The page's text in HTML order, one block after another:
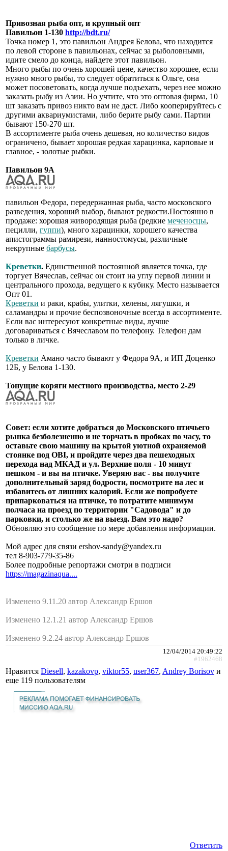
Привозная рыба опт, и крупный опт
Павильон 1-130 http://bdt.ru/
Точка номер 1, это павильон Андрея Белова, что находится
по левой стороне в павильонах, сейчас за рыболовными,
идите смело до конца, найдете этот павильон.
Много рыбы по очень хорошей цене, качество хорошее, если
нужно много рыбы, то следует обратиться к Ольге, она
может посоветовать, когда лучше подъехать, через нее можно
заказать рыбу из Азии. Но учтите, что это оптовая фирма, 10
шт заказать привоз никто вам не даст. Либо кооперируйтесь с
другими аквариумистами, либо берите рыбу сами. Партии
бывают 150-270 шт.
В ассортименте рыба очень дешевая, но количество видов
ограничено, бывает хорошая редкая харацинка, карповые и
главное, - золотые рыбки.
Павильон 9А
павильон Федора, передержанная рыба, часто московского
разведения, хороший выбор, бывают редкости.Постоянно в
продаже: хорошая живородящая рыба (редкие меченосцы,
пецилли, гуппи), много харацинки, хорошего качества
апистограммы рамирези, нанностомусы, различные
некрупные барбусы.
Креветки. Единственной постоянной является точка, где
торгует Вячеслав, сейчас он стоит на углу первой линии и
центрального прохода, ведущего к кубику. Место называется
Опт 01.
Креветки и раки, крабы, улитки, хелены, лягушки, и
саламандры и прочие беспозвоночные всегда в ассортименте.
Если вас интересуют конкретные виды, лучше
договариваться с Вячеславом по телефону. Телефон дам
только в личке.
Креветки Амано часто бывают у Федора 9А, и ИП Доценко
12Б, у Белова 1-130.
Тонущие коряги местного производства, место 2-29
Совет: если хотите добраться до Московского птичьего
рынка безболезненно и не торчать в пробках по часу, то
оставьте свою машину на крытой уютной охраняемой
стоянке под OBI, и пройдите через два пешеходных
перехода над МКАД и ул. Верхние поля - 10 минут
пешком - и вы на птичке. Уверяю вас - вы получите
дополнительный заряд бодрости, посмотрите на лес и
избавитесь от лишних калорий. Если же попробуете
припарковаться на птичке, то потратите минимум
полчаса на проезд по территории "Садовода" и до
парковки, и столько же на выезд. Вам это надо?
Обновляю это сообщение по мере добавления информации.
Мой адрес для связи ershov-sandy@yandex.ru
тел 8-903-779-35-86
Более подробные репортажи смотри в подписи
https://magazinaqua....
Изменено 9.11.20 автор Александр Ершов
Изменено 12.1.21 автор Александр Ершов
Изменено 9.2.24 автор Александр Ершов
12/04/2014 20:49:22
#1962468
Нравится Diesell, kazakovp, viktor55, user367, Andrey Borisov и
еще 119 пользователям
Ответить